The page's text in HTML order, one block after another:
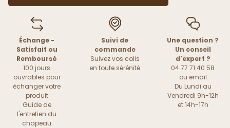
Échange -
Satisfait ou
Remboursé
100 jours
ouvrables pour
échanger votre
produit
Guide de
l'entretien du
chapeau
Suivi de
commande
Suivez vos colis
en toute sérénité
Une question ?
Un conseil
d'expert ?
04 77 71 40 58
ou email
Du Lundi au
Vendredi 9h-12h
et 14h-17h